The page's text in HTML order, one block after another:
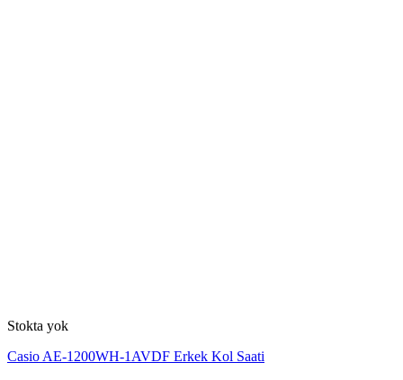
Stokta yok
Casio AE-1200WH-1AVDF Erkek Kol Saati